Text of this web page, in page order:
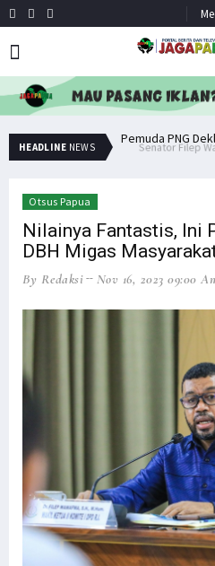
HEADLINE NEWS Senator Filep Wamafma Terima Aspirasi Tim DOB Manokwari Barat
Otsus Papua
Nilainya Fantastis, Ini
DBH Migas
By Redaksi Nov 16, 2023 09:00